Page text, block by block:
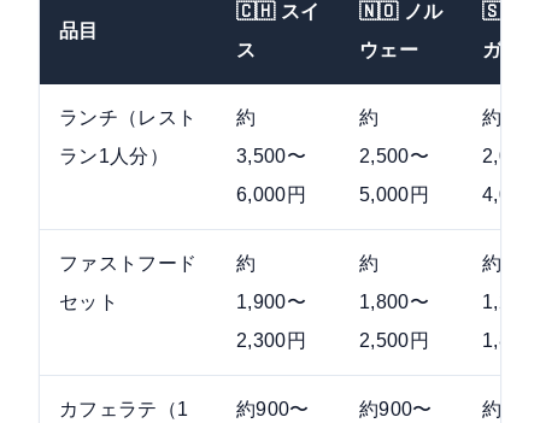
品目
🇨🇭 スイ
ス
🇳🇴 ノル
ウェー
🇸🇬
ガポ
ランチ（レスト
ラン1人分）
約
3,500〜
6,000円
約
2,500〜
5,000円
約
2,000
4,000
ファストフード
セット
約
1,900〜
2,300円
約
1,800〜
2,500円
約
1,200
1,800
カフェラテ（1
約900〜
約900〜
約600